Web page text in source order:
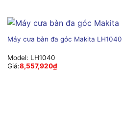
Máy cưa bàn đa góc Makita LH1040
Model: LH1040
Giá:8,557,920₫